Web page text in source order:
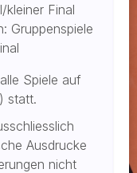
kleiner Final
Gruppenspiele
Spiele auf
statt.
Ausdrucke
nicht